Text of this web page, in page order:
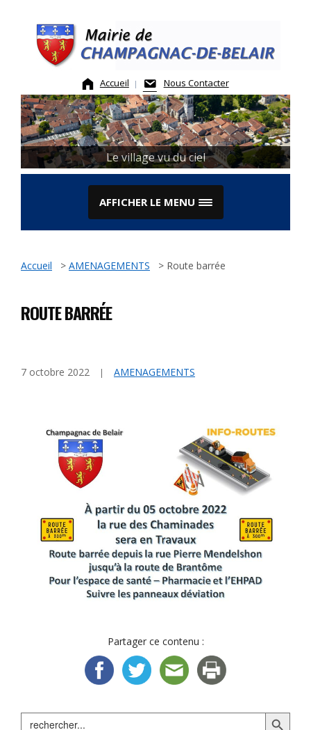
content
Accueil Nous Contacter
Le village vu du ciel
AFFICHER LE MENU
Accueil > AMENAGEMENTS > Route barrée
Search Search Button
ROUTE BARRÉE
7 octobre 2022 AMENAGEMENTS
Partager ce contenu :